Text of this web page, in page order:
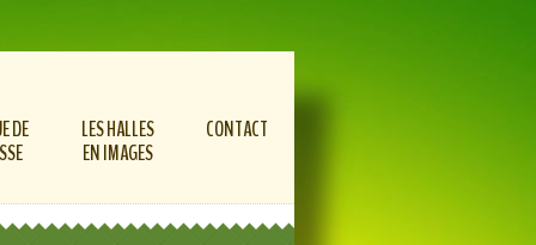
DE
LES HALLES
EN IMAGES
CONTACT